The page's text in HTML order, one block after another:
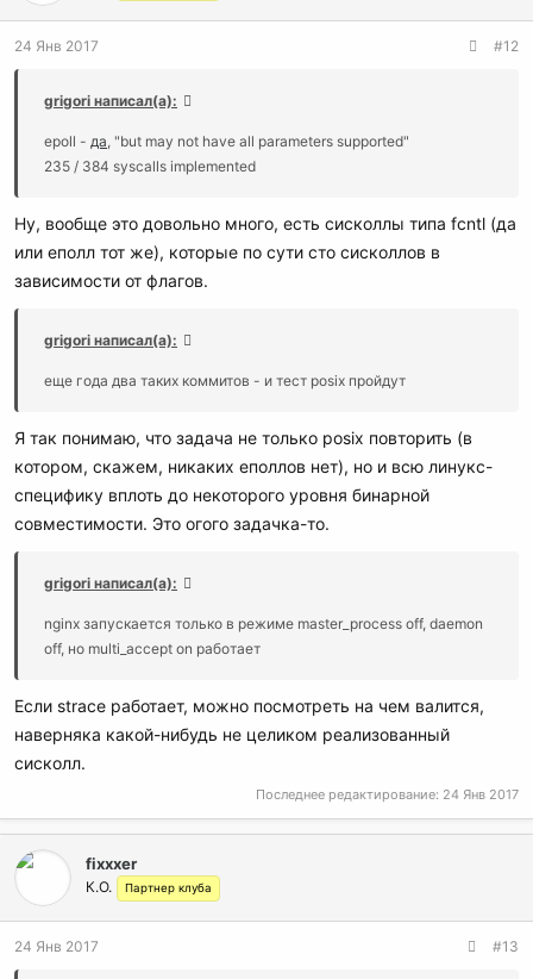
24 Янв 2017 #12
grigori написал(а):
epoll - да , "but may not have all parameters supported"
235 / 384 syscalls implemented
Ну, вообще это довольно много, есть сисколлы типа fcntl (да
или еполл тот же), которые по сути сто сисколлов в
зависимости от флагов.
grigori написал(а):
еще года два таких коммитов - и тест posix пройдут
Я так понимаю, что задача не только posix повторить (в
котором, скажем, никаких еполлов нет), но и всю линукс-
специфику вплоть до некоторого уровня бинарной
совместимости. Это огого задачка-то.
grigori написал(а):
nginx запускается только в режиме master_process off, daemon
off, но multi_accept on работает
Если strace работает, можно посмотреть на чем валится,
наверняка какой-нибудь не целиком реализованный
сисколл.
Последнее редактирование: 24 Янв 2017
fixxxer
К.О. Партнер клуба
24 Янв 2017 #13